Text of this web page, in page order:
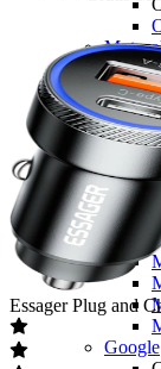
Google
Essager Plug and